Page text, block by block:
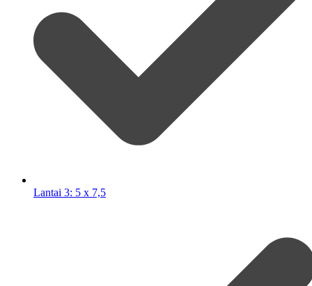
Lantai 3: 5 x 7,5